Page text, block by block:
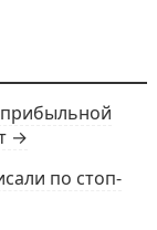
→
по стоп-